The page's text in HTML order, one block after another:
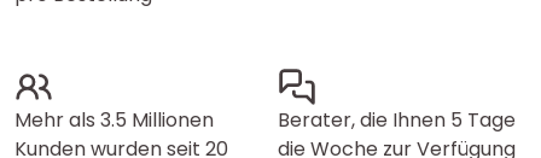
Mehr als 3.5 Millionen
Kunden wurden seit 20
Berater, die Ihnen 5 Tage
die Woche zur Verfügung